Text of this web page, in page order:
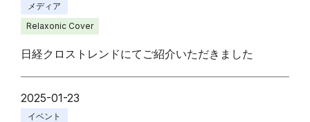
メディア
Relaxonic Cover
日経クロストレンドにてご紹介いただきました
2025-01-23
イベント